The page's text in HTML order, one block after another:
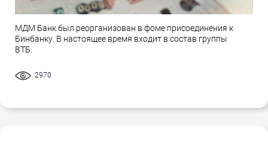
МДМ Банк был реорганизован в фоме присоединения к
Бинбанку. В настоящее время входит в состав группы
ВТБ.
2970